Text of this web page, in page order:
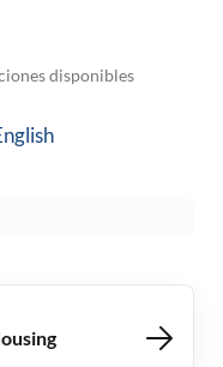
disponibles